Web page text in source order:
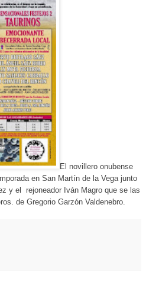
El novillero onubense
en San Martín de la Vega junto
y el rejoneador Iván Magro que se las
de Gregorio Garzón Valdenebro.